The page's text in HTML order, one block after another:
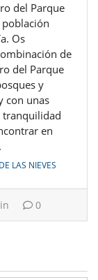
del Parque
población
Os
de
del Parque
y
con unas
tranquilidad
en
LAS NIEVES
0